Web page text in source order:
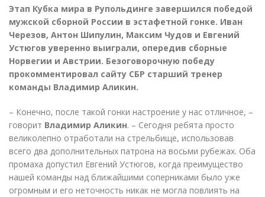
Этап Кубка мира в Рупольдинге завершился победой
мужской сборной России в эстафетной гонке. Иван
Черезов, Антон Шипулин, Максим Чудов и Евгений
Устюгов уверенно выиграли, опередив сборные
Норвегии и Австрии. Безоговорочную победу
прокомментировал сайту СБР старший тренер
команды Владимир Аликин.
– Конечно, после такой гонки настроение у нас отличное, –
говорит Владимир Аликин. – Сегодня ребята просто
великолепно отработали на стрельбище, использовав
всего два дополнительных патрона на восьми рубежах. Оба
промаха допустил Евгений Устюгов, когда преимущество
нашей команды над ближайшими соперниками было уже
огромным и его неточность никак не могла повлиять на